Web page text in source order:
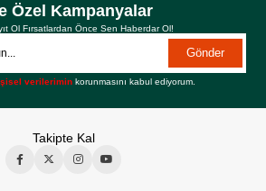
Özel Kampanyalar
Ol Fırsatlardan Önce Sen Haberdar Ol!
Gönder
verilerimin korunmasını kabul ediyorum.
Takipte Kal